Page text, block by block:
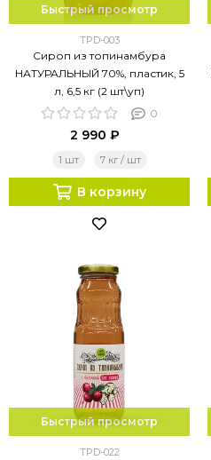
Быстрый просмотр
TPD-003
Сироп из топинамбура
НАТУРАЛЬНЫЙ 70%, пластик, 5
л, 6,5 кг (2 шт\уп)
0
2 990 ₽
1 шт 7 кг / шт
В корзину
Быстрый просмотр
TPD-022